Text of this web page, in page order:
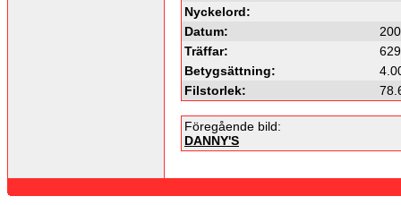
Nyckelord:
Datum:
Träffar:
Betygsättning:
Filstorlek:
Föregående bild:
DANNY'S